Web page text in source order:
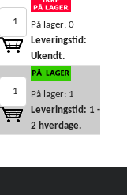
På lager: 0
Leveringstid:
Ukendt.
På lager: 1
Leveringstid: 1 -
2 hverdage.